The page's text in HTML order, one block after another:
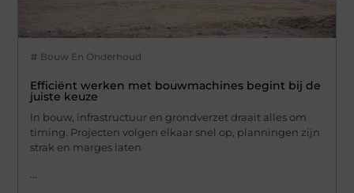
Bouw En Onderhoud
Efficiënt werken met bouwmachines begint bij de
juiste keuze
In bouw, infrastructuur en grondverzet draait alles om
timing. Projecten volgen elkaar snel op, planningen zijn
strak en marges laten